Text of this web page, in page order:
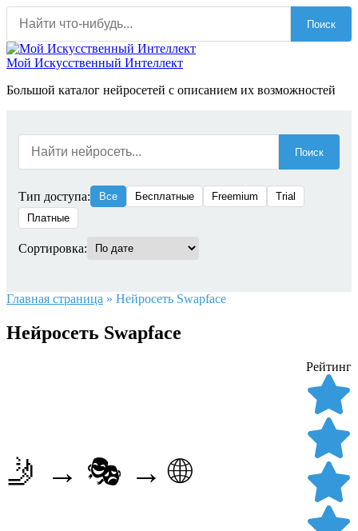
Перейти
содержанию
Поиск
Мой Искусственный Интеллект
Большой каталог нейросетей с описанием их возможностей
Поиск
Тип доступа: Все Бесплатные Freemium
Trial
Платные
Сортировка:
Главная страница » Нейросеть Swapface
Нейросеть Swapface
🤳 → 🎭 → 🌐
Рейтинг